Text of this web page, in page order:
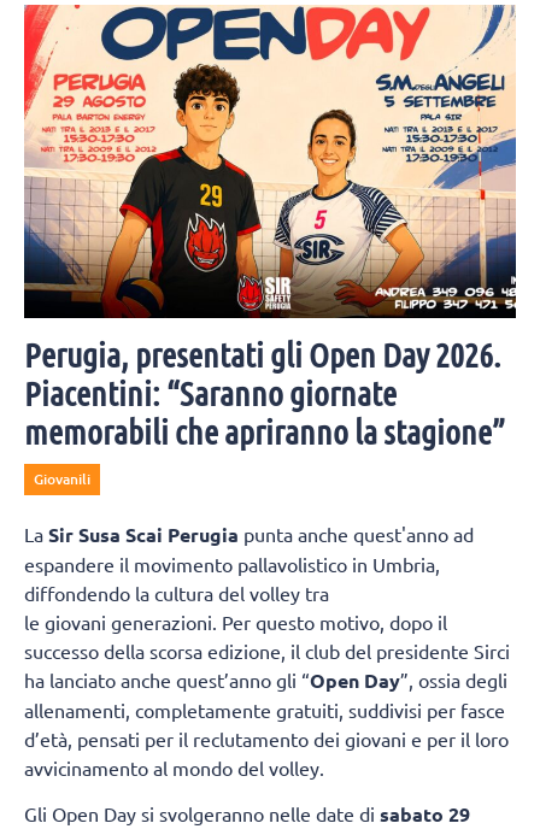
l'arrivo di Lorenzo Pasquali e SImone
dal vivo ed essere protagonisti
10 agosto.
Perugia, presentati gli Open Day 2026.
Piacentini: “Saranno giornate
memorabili che apriranno la stagione”
Giovanili
La Sir Susa Scai Perugia punta anche quest'anno ad
espandere il movimento pallavolistico in Umbria,
diffondendo la cultura del volley tra
le giovani generazioni. Per questo motivo, dopo il
successo della scorsa edizione, il club del presidente Sirci
ha lanciato anche quest’anno gli “Open Day”, ossia degli
allenamenti, completamente gratuiti, suddivisi per fasce
d’età, pensati per il reclutamento dei giovani e per il loro
avvicinamento al mondo del volley.
Gli Open Day si svolgeranno nelle date di sabato 29